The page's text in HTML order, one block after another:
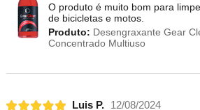
O produto é muito bom para
de bicicletas e motos.
Produto: Desengraxante Gear
Concentrado Multiuso
Luis P. 12/08/2024